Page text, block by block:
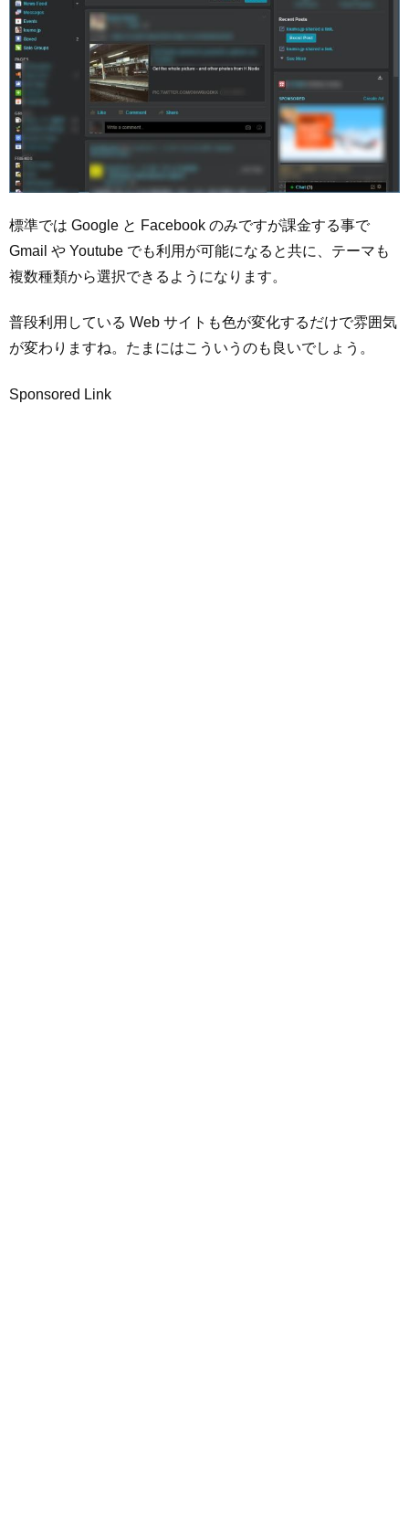
標準では Google と Facebook のみですが課金する事で
Gmail や Youtube でも利用が可能になると共に、テーマも
複数種類から選択できるようになります。
普段利用している Web サイトも色が変化するだけで雰囲気
が変わりますね。たまにはこういうのも良いでしょう。
Sponsored Link